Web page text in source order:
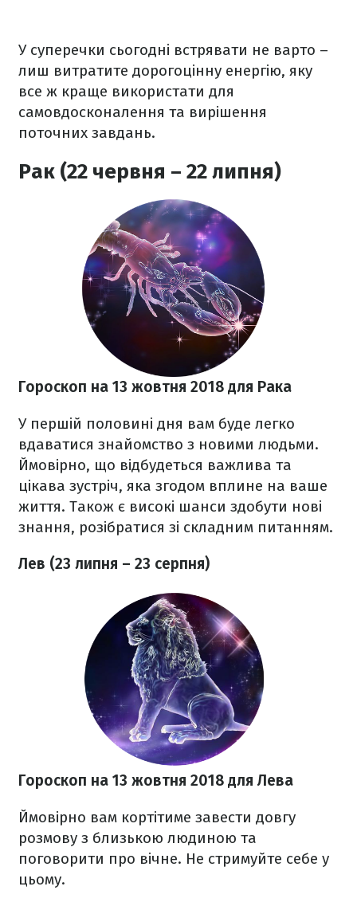
У суперечки сьогодні встрявати не варто –
лиш витратите дорогоцінну енергію, яку
все ж краще використати для
самовдосконалення та вирішення
поточних завдань.
Рак (22 червня – 22 липня)
Гороскоп на 13 жовтня 2018 для Рака
У першій половині дня вам буде легко
вдаватися знайомство з новими людьми.
Ймовірно, що відбудеться важлива та
цікава зустріч, яка згодом вплине на ваше
життя. Також є високі шанси здобути нові
знання, розібратися зі складним питанням.
Лев (23 липня – 23 серпня)
Гороскоп на 13 жовтня 2018 для Лева
Ймовірно вам кортітиме завести довгу
розмову з близькою людиною та
поговорити про вічне. Не стримуйте себе у
цьому.